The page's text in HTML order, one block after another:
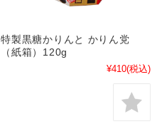
特製黒糖かりんと かりん党
（紙箱）120g
¥410(税込)